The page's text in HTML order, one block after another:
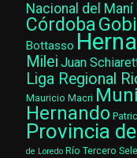
Nacional del Maní
Córdoba
Bottasso
Milei Juan
Liga Regional
Mauricio Macri
Hernando
Provincia
de Loredo Río Tercero